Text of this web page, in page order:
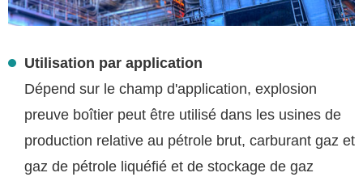
Utilisation par application
Dépend sur le champ d'application, explosion
preuve boîtier peut être utilisé dans les usines de
production relative au pétrole brut, carburant gaz et
gaz de pétrole liquéfié et de stockage de gaz